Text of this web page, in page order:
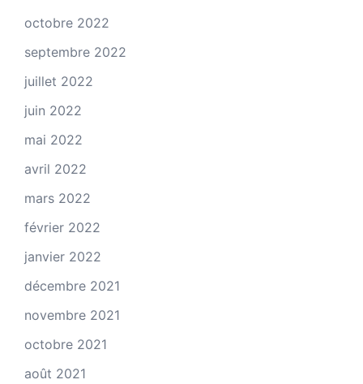
octobre 2022
septembre 2022
juillet 2022
juin 2022
mai 2022
avril 2022
mars 2022
février 2022
janvier 2022
décembre 2021
novembre 2021
octobre 2021
août 2021